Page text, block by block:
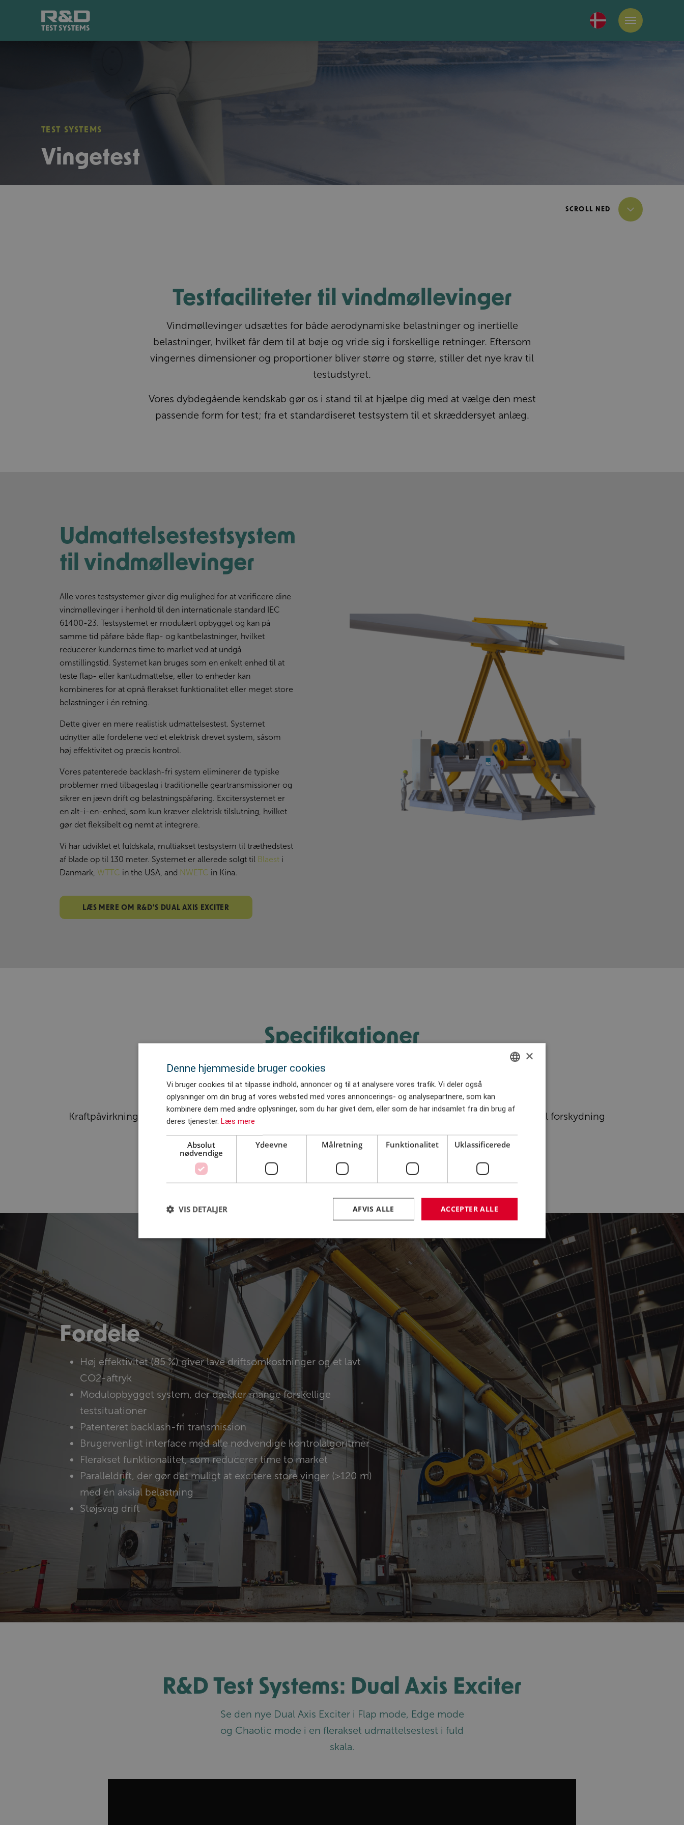
TEST SYSTEMS
Vingetest
SCROLL NED
Testfaciliteter til vindmøllevinger
Vindmøllevinger udsættes for både aerodynamiske belastninger og inertielle
belastninger, hvilket får dem til at bøje og vride sig i forskellige retninger. Eftersom
vingernes dimensioner og proportioner bliver større og større, stiller det nye krav til
testudstyret.
Vores dybdegående kendskab gør os i stand til at hjælpe dig med at vælge den mest
passende form for test; fra et standardiseret testsystem til et skræddersyet anlæg.
Udmattelsestestsystem
til vindmøllevinger
Alle vores testsystemer giver dig mulighed for at verificere dine
vindmøllevinger i henhold til den internationale standard IEC
61400-23. Testsystemet er modulært opbygget og kan på
samme tid påføre både flap- og kantbelastninger, hvilket
reducerer kundernes time to market ved at undgå
omstillingstid. Systemet kan bruges som en enkelt enhed til at
teste flap- eller kantudmattelse, eller to enheder kan
kombineres for at opnå flerakset funktionalitet eller meget store
belastninger i én retning.
Dette giver en mere realistisk udmattelsestest. Systemet
udnytter alle fordelene ved et elektrisk drevet system, såsom
høj effektivitet og præcis kontrol.
Vores patenterede backlash-fri system eliminerer de typiske
problemer med tilbageslag i traditionelle geartransmissioner og
sikrer en jævn drift og belastningspåføring. Excitersystemet er
en alt-i-en-enhed, som kun kræver elektrisk tilslutning, hvilket
gør det fleksibelt og nemt at integrere.
Vi har udviklet et fuldskala, multiakset testsystem til træthedstest
af blade op til 130 meter. Systemet er allerede solgt til
Blaest i
Danmark, WTTC in the USA, and NWETC in Kina.
LÆS MERE OM R&D'S DUAL AXIS EXCITER
Specifikationer
Kraftpåvirkning på vinge Excitationskraft Vertikal forskydning
Fordele
Høj effektivitet (85 %) giver lave driftsomkostninger og et lavt
CO2-aftryk
Modulopbygget system, der dækker mange forskellige
testsituationer
Patenteret backlash-fri transmission
Brugervenligt interface med alle nødvendige kontrolalgoritmer
Flerakset funktionalitet, som reducerer time to market
Paralleldrift, der gør det muligt at excitere store vinger (>120 m)
med én aksial belastning
Støjsvag drift
R&D Test Systems: Dual Axis Exciter
Se den nye Dual Axis Exciter i Flap mode, Edge mode
og Chaotic mode i en flerakset udmattelsestest i fuld
skala.
ENGLISH
DANISH
CHINESE (TRADITIONAL)
×
Denne hjemmeside bruger cookies
Vi bruger cookies til at tilpasse indhold, annoncer og til at analysere vores trafik. Vi deler også
oplysninger om din brug af vores websted med vores annoncerings- og analysepartnere, som kan
kombinere dem med andre oplysninger, som du har givet dem, eller som de har indsamlet fra din brug af
deres tjenester. Læs mere
Absolut
nødvendige
Ydeevne Målretning Funktionalitet Uklassificerede
ACCEPTER ALLE
AFVIS ALLE
VIS DETALJER